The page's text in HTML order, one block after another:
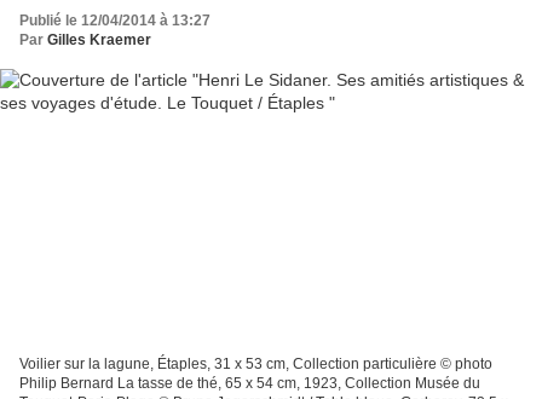
Publié le 12/04/2014 à 13:27
Par Gilles Kraemer
Voilier sur la lagune, Étaples, 31 x 53 cm, Collection particulière © photo
Philip Bernard La tasse de thé, 65 x 54 cm, 1923, Collection Musée du